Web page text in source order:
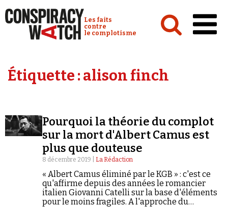
Conspiracy Watch :
Les faits
contre
le complotisme
Analyses
Vidéos
Émissions
Revues de presse
Étiquette :alison finch
Pourquoi la théorie du complot
sur la mort d'Albert Camus est
plus que douteuse
8 décembre 2019 | La Rédaction
« Albert Camus éliminé par le KGB » : c'est ce
qu'affirme depuis des années le romancier
italien Giovanni Catelli sur la base d'éléments
pour le moins fragiles. A l'approche du